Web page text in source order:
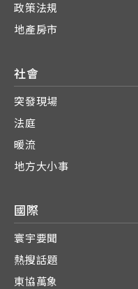
政策法規
地產房市
社會
突發現場
法庭
暖流
地方大小事
國際
寰宇要聞
熱搜話題
東協萬象